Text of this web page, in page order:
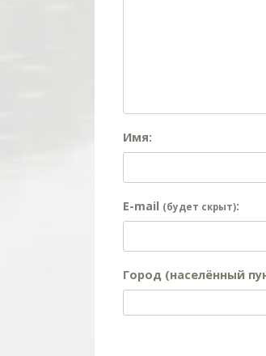
Имя:
E-mail (будет скрыт):
Город (населённый